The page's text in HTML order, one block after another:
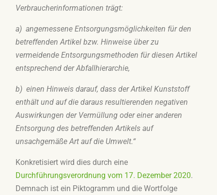
Verbraucherinformationen trägt:
a) angemessene Entsorgungsmöglichkeiten für den
betreffenden Artikel bzw. Hinweise über zu
vermeidende Entsorgungsmethoden für diesen Artikel
entsprechend der Abfallhierarchie,
b) einen Hinweis darauf, dass der Artikel Kunststoff
enthält und auf die daraus resultierenden negativen
Auswirkungen der Vermüllung oder einer anderen
Entsorgung des betreffenden Artikels auf
unsachgemäße Art auf die Umwelt.“
Konkretisiert wird dies durch eine
Durchführungsverordnung vom 17. Dezember 2020.
Demnach ist ein Piktogramm und die Wortfolge